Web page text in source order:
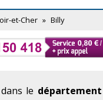
et-Cher » Billy
le